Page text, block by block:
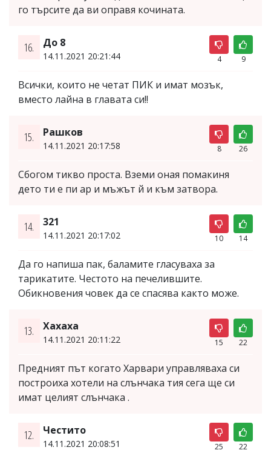
го търсите да ви оправя кочината.
16. До 8
14.11.2021 20:21:44 4 9
Всички, които не четат ПИК и имат мозък,
вместо лайна в главата си!!
15. Рашков
14.11.2021 20:17:58 8 26
Сбогом тикво проста. Вземи оная помакиня
дето ти е пи ар и мъжът й и към затвора.
14. 321
14.11.2021 20:17:02 10 14
Да го напиша пак, баламите гласуваха за
тарикатите. Честото на печелившите.
Обикновения човек да се спасява както може.
13. Хахаха
14.11.2021 20:11:22 15 22
Предният път когато Харвари управляваха си
построиха хотели на слънчака тия сега ще си
имат целият слънчака .
12. Честито
14.11.2021 20:08:51 25 22